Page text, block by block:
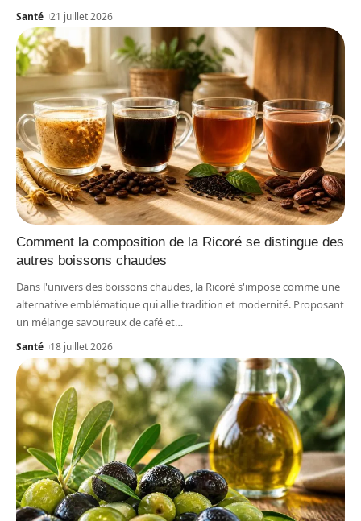
Santé 21 juillet 2026
Comment la composition de la Ricoré se distingue des
autres boissons chaudes
Dans l'univers des boissons chaudes, la Ricoré s'impose comme une
alternative emblématique qui allie tradition et modernité. Proposant
un mélange savoureux de café et…
Santé 18 juillet 2026